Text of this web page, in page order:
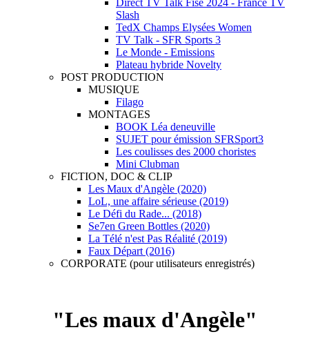
Direct TV Talk Fise 2024 - France TV
Slash
TedX Champs Elysées Women
TV Talk - SFR Sports 3
Le Monde - Emissions
Plateau hybride Novelty
POST PRODUCTION
MUSIQUE
Filago
MONTAGES
BOOK Léa deneuville
SUJET pour émission SFRSport3
Les coulisses des 2000 choristes
Mini Clubman
FICTION, DOC & CLIP
Les Maux d'Angèle (2020)
LoL, une affaire sérieuse (2019)
Le Défi du Rade... (2018)
Se7en Green Bottles (2020)
La Télé n'est Pas Réalité (2019)
Faux Départ (2016)
CORPORATE (pour utilisateurs enregistrés)
"Les maux d'Angèle"